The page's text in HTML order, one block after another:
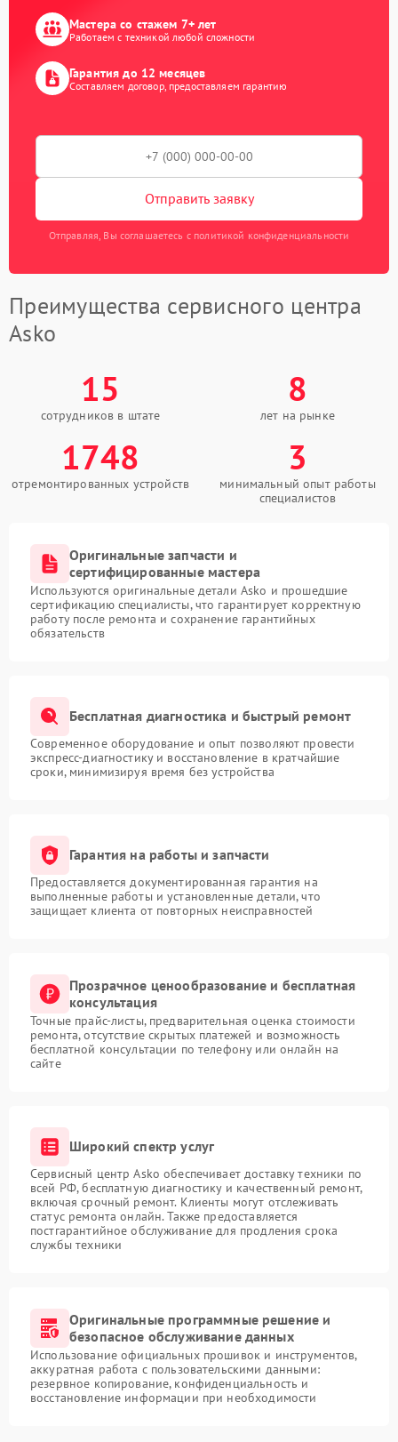
Мастера со стажем 7+ лет
Работаем с техникой любой сложности
Гарантия до 12 месяцев
Составляем договор, предоставляем гарантию
Отправить заявку
Отправляя, Вы соглашаетесь с политикой конфиденциальности
Преимущества сервисного центра
Asko
15
сотрудников в штате
8
лет на рынке
1748
отремонтированных устройств
3
минимальный опыт работы
специалистов
Оригинальные запчасти и
сертифицированные мастера
Используются оригинальные детали Asko и прошедшие
сертификацию специалисты, что гарантирует корректную
работу после ремонта и сохранение гарантийных
обязательств
Бесплатная диагностика и быстрый ремонт
Современное оборудование и опыт позволяют провести
экспресс-диагностику и восстановление в кратчайшие
сроки, минимизируя время без устройства
Гарантия на работы и запчасти
Предоставляется документированная гарантия на
выполненные работы и установленные детали, что
защищает клиента от повторных неисправностей
Прозрачное ценообразование и бесплатная
консультация
Точные прайс-листы, предварительная оценка стоимости
ремонта, отсутствие скрытых платежей и возможность
бесплатной консультации по телефону или онлайн на
сайте
Широкий спектр услуг
Сервисный центр Asko обеспечивает доставку техники по
всей РФ, бесплатную диагностику и качественный ремонт,
включая срочный ремонт. Клиенты могут отслеживать
статус ремонта онлайн. Также предоставляется
постгарантийное обслуживание для продления срока
службы техники
Оригинальные программные решение и
безопасное обслуживание данных
Использование официальных прошивок и инструментов,
аккуратная работа с пользовательскими данными:
резервное копирование, конфиденциальность и
восстановление информации при необходимости